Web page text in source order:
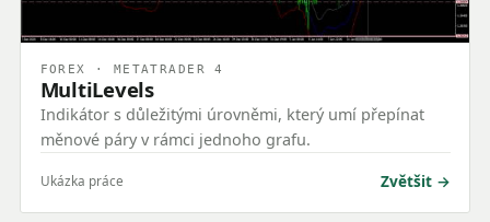
FOREX · METATRADER 4
MultiLevels
Indikátor s důležitými úrovněmi, který umí přepínat
měnové páry v rámci jednoho grafu.
Ukázka práce Zvětšit